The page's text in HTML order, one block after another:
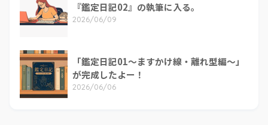
『鑑定日記02』の執筆に入る。
2026/06/09
「鑑定日記01～ますかけ線・離れ型編～」
が完成したよー！
2026/06/06